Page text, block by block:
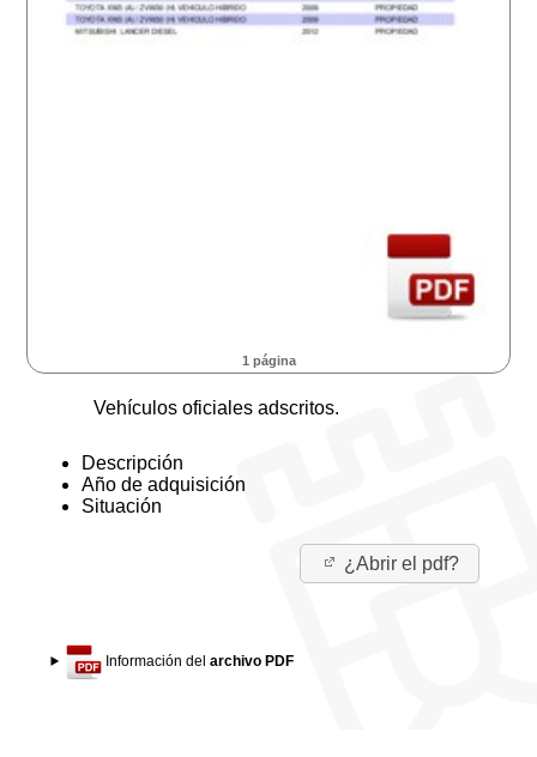
1 página
Vehículos oficiales adscritos.
Descripción
Año de adquisición
Situación
¿Abrir el pdf?
Información delarchivo PDF